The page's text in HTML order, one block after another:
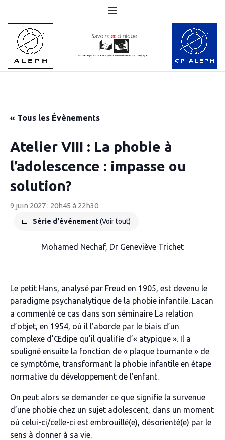
« Tous les Évènements
Atelier VIII : La phobie à
l’adolescence : impasse ou
solution?
9 juin 2027 : 20h45 à 22h30
Série d'événement(Voir tout)
Mohamed Nechaf, Dr Geneviève Trichet
Le petit Hans, analysé par Freud en 1905, est devenu le
paradigme psychanalytique de la phobie infantile. Lacan
a commenté ce cas dans son séminaire La relation
d’objet, en 1954, où il l’aborde par le biais d’un
complexe d’Œdipe qu’il qualifie d’« atypique ». Il a
souligné ensuite la fonction de « plaque tournante » de
ce symptôme, transformant la phobie infantile en étape
normative du développement de l’enfant.
On peut alors se demander ce que signifie la survenue
d’une phobie chez un sujet adolescent, dans un moment
où celui-ci/celle-ci est embrouillé(e), désorienté(e) par le
sens à donner à sa vie.